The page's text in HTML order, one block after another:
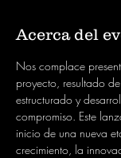
Acerca del
Nos complace
proyecto, resultado
estructurado y
compromiso. Este
inicio de una nueva
crecimiento, la